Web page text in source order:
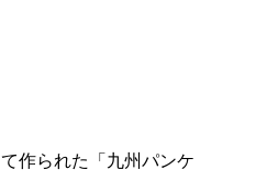
作られた「九州パンケ